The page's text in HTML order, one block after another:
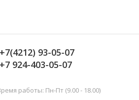
+7(4212) 93-05-07
+7 924-403-05-07
работы: Пн-Пт (9.00 - 18.00)